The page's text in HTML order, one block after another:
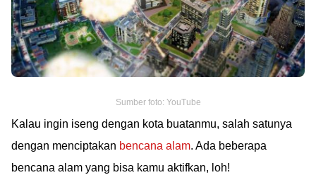
Sumber foto: YouTube
Kalau ingin iseng dengan kota buatanmu, salah satunya
dengan menciptakan bencana alam. Ada beberapa
bencana alam yang bisa kamu aktifkan, loh!